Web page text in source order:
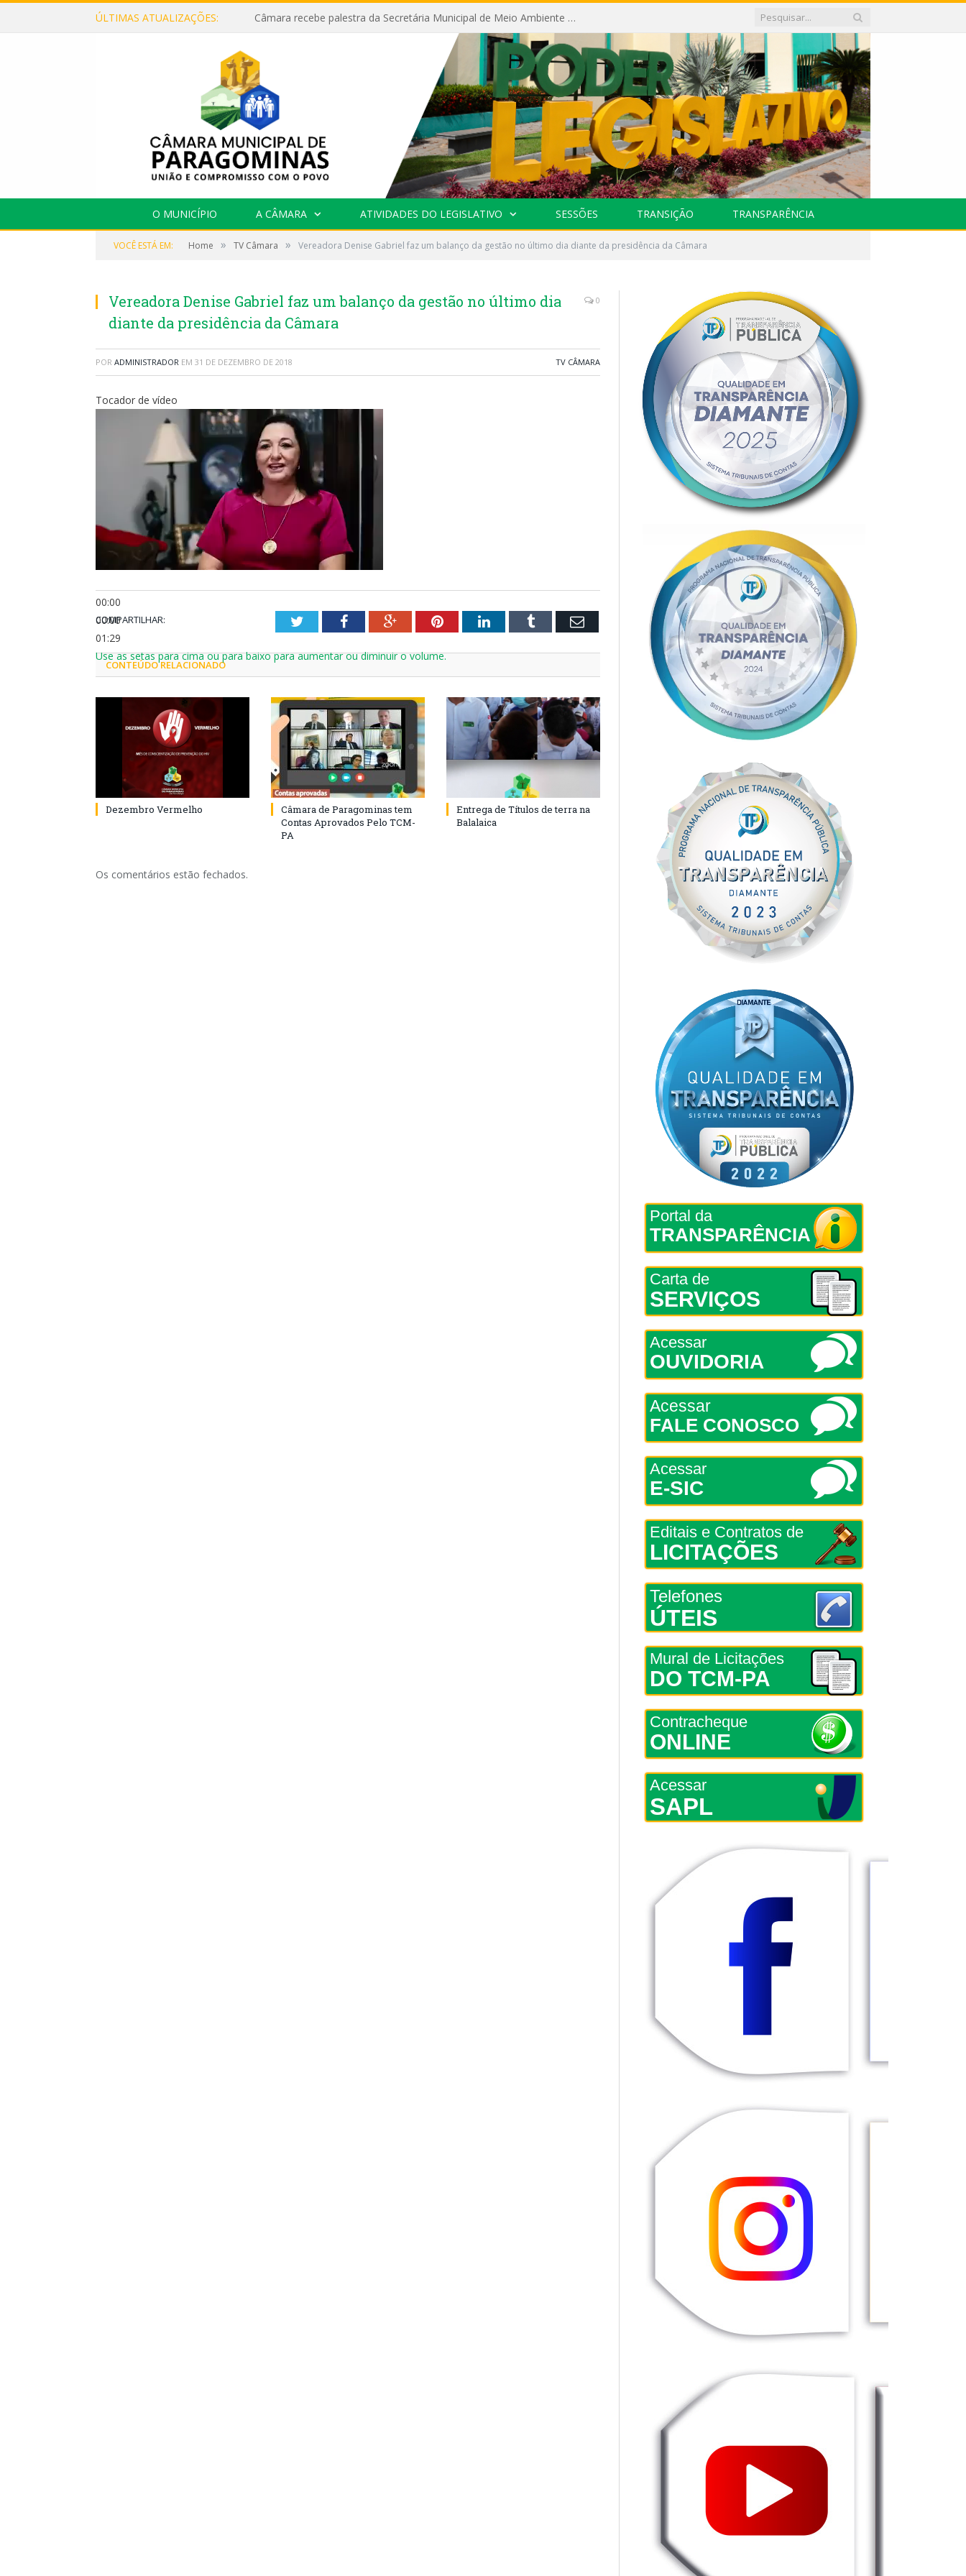
ÚLTIMAS ATUALIZAÇÕES: Câmara recebe palestra da Secretária Municipal de Meio Ambiente sobre as ações da “SEMANA DO MEIO AMBIENTE”
O MUNICÍPIO A CÂMARA ATIVIDADES DO LEGISLATIVO SESSÕES TRANSIÇÃO TRANSPARÊNCIA
VOCÊ ESTÁ EM: Home » TV Câmara » Vereadora Denise Gabriel faz um balanço da gestão no último dia diante da presidência da Câmara
Vereadora Denise Gabriel faz um balanço da gestão no último dia
diante da presidência da Câmara
0
POR ADMINISTRADOR EM 31 DE DEZEMBRO DE 2018 TV CÂMARA
Tocador de vídeo
00:00
00:00
01:29
Use as setas para cima ou para baixo para aumentar ou diminuir o volume.
COMPARTILHAR: TwitterFacebookGoogle+PinterestLinkedInTumblr Email
CONTEÚDO RELACIONADO
Dezembro Vermelho
Câmara de Paragominas tem
Contas Aprovados Pelo TCM-
PA
Entrega de Títulos de terra na
Balalaica
Os comentários estão fechados.
Portal da
TRANSPARÊNCIA
Carta de
SERVIÇOS
Acessar
OUVIDORIA
Acessar
FALE CONOSCO
Acessar
E-SIC
Editais e Contratos de
LICITAÇÕES
Telefones
ÚTEIS
Mural de Licitações
DO TCM-PA
Contracheque
ONLINE
Acessar
SAPL